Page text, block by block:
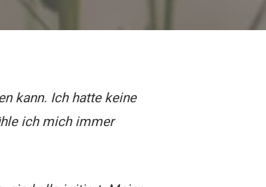
kann. Ich hatte keine
ich mich immer